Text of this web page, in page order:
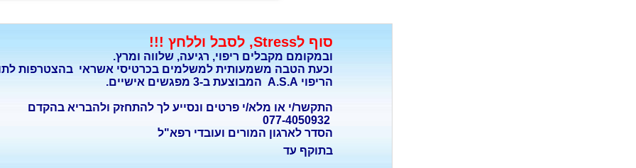
סוף לStress, לסבל וללחץ !!!
ובמקומם מקבלים ריפוי, רגיעה, שלווה ומרץ.
וכעת הטבה משמעותית למשלמים בכרטיסי אשראי בהצטרפות
הריפוי A.S.A המבוצעת ב-3 מפגשים אישיים.
התקשר/י או מלא/י פרטים ונסייע לך להתחזק ולהבריא בהקדם
077-4050932
הסדר לארגון המורים ועובדי רפא"ל
בתוקף עד